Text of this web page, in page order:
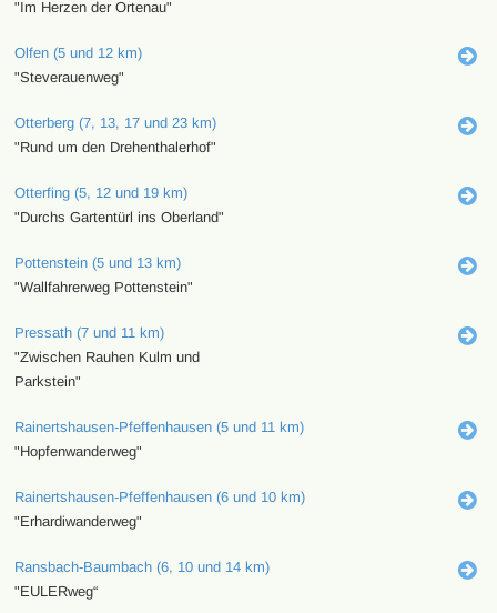
"Im Herzen der Ortenau"
Olfen (5 und 12 km)
"Steverauenweg"
Otterberg (7, 13, 17 und 23 km)
"Rund um den Drehenthalerhof"
Otterfing (5, 12 und 19 km)
"Durchs Gartentürl ins Oberland"
Pottenstein (5 und 13 km)
"Wallfahrerweg Pottenstein"
Pressath (7 und 11 km)
"Zwischen Rauhen Kulm und
Parkstein"
Rainertshausen-Pfeffenhausen (5 und 11 km)
"Hopfenwanderweg"
Rainertshausen-Pfeffenhausen (6 und 10 km)
"Erhardiwanderweg"
Ransbach-Baumbach (6, 10 und 14 km)
"EULERweg“